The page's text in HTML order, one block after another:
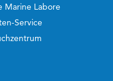
Marine Labore
Service